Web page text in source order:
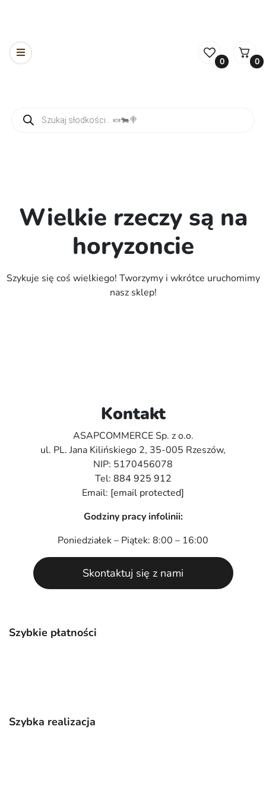
0 0
Wielkie rzeczy są na
horyzoncie
Szykuje się coś wielkiego! Tworzymy i wkrótce uruchomimy
nasz sklep!
Szybkie płatności
Szybka realizacja
Kontakt
ASAPCOMMERCE Sp. z o.o.
ul. PL. Jana Kilińskiego 2, 35-005 Rzeszów,
NIP: 5170456078
Tel: 884 925 912
Email: [email protected]
Godziny pracy infolinii:
Poniedziałek – Piątek: 8:00 – 16:00
Skontaktuj się z nami